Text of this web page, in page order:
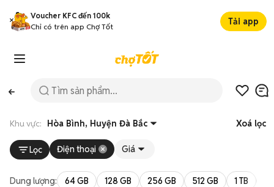
Voucher KFC đến 100k
Chỉ có trên app Chợ Tốt
Tải app
Khu vực: Hòa Bình, Huyện Đà Bắc Xoá lọc
Lọc Điện thoại Giá
Dung lượng: 64 GB 128 GB 256 GB 512 GB 1 TB